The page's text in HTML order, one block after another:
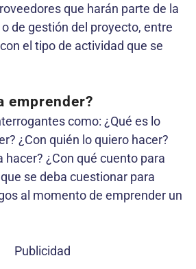
que harán parte de la
de gestión del proyecto, entre
el tipo de actividad que se
emprender?
como: ¿Qué es lo
¿Con quién lo quiero hacer?
hacer? ¿Con qué cuento para
se deba cuestionar para
al momento de emprender un
Publicidad